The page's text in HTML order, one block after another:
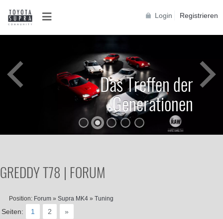
Login Registrieren
Das Treffen der
Generationen
GREDDY T78 | FORUM
Position: Forum » Supra MK4 » Tuning
Seiten: 1 2 »